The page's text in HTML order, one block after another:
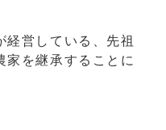
経営している、先祖
家を継承することに